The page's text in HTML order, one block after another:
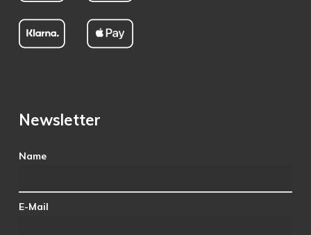
Newsletter
Name
E-Mail